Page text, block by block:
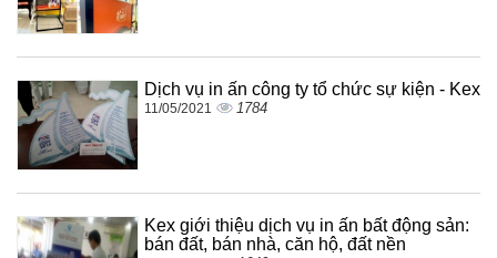
Dịch vụ in ấn công ty tổ chức sự kiện - Kex
11/05/2021 1784
Kex giới thiệu dịch vụ in ấn bất động sản:
bán đất, bán nhà, căn hộ, đất nền